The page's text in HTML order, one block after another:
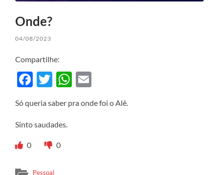
Onde?
04/08/2023
Compartilhe:
Facebook
TwitterWhatsApp
Só queria saber pra onde foi o Alê.
Sinto saudades.
0 0
Pessoal